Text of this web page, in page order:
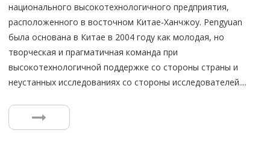
национального высокотехнологичного предприятия,
расположенного в восточном Китае-Ханчжоу. Pengyuan
была основана в Китае в 2004 году как молодая, но
творческая и прагматичная команда при
высокотехнологичной поддержке со стороны страны и
неустанных исследованиях со стороны исследователей....